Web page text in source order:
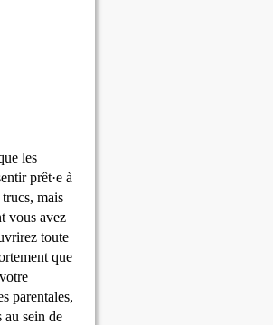
les
prêt·e à
mais
vous avez
toute
que
parentales,
au sein de